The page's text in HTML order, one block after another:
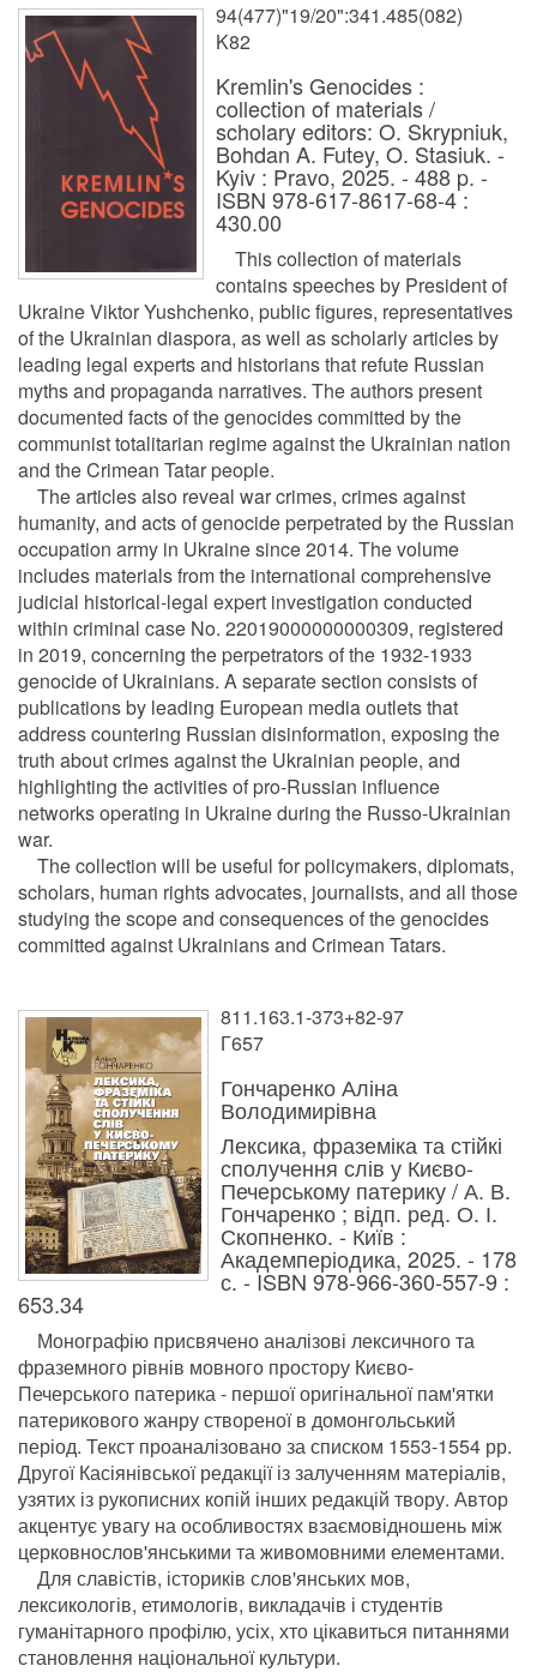
94(477)"19/20":341.485(082)
K82
Kremlin's Genocides :
collection of materials /
scholary editors: O. Skrypniuk,
Bohdan A. Futey, O. Stasiuk. -
Kyiv : Pravo, 2025. - 488 p. -
ISBN 978-617-8617-68-4 :
430.00
This collection of materials
contains speeches by President of
Ukraine Viktor Yushchenko, public figures, representatives
of the Ukrainian diaspora, as well as scholarly articles by
leading legal experts and historians that refute Russian
myths and propaganda narratives. The authors present
documented facts of the genocides committed by the
communist totalitarian regime against the Ukrainian nation
and the Crimean Tatar people.
The articles also reveal war crimes, crimes against
humanity, and acts of genocide perpetrated by the Russian
occupation army in Ukraine since 2014. The volume
includes materials from the international comprehensive
judicial historical-legal expert investigation conducted
within criminal case No. 22019000000000309, registered
in 2019, concerning the perpetrators of the 1932-1933
genocide of Ukrainians. A separate section consists of
publications by leading European media outlets that
address countering Russian disinformation, exposing the
truth about crimes against the Ukrainian people, and
highlighting the activities of pro-Russian influence
networks operating in Ukraine during the Russo-Ukrainian
war.
The collection will be useful for policymakers, diplomats,
scholars, human rights advocates, journalists, and all those
studying the scope and consequences of the genocides
committed against Ukrainians and Crimean Tatars.
811.163.1-373+82-97
Г657
Гончаренко Аліна
Володимирівна
Лексика, фраземіка та стійкі
сполучення слів у Києво-
Печерському патерику / А. В.
Гончаренко ; відп. ред. О. І.
Скопненко. - Київ :
Академперіодика, 2025. - 178
с. - ISBN 978-966-360-557-9 :
653.34
Монографію присвячено аналізові лексичного та
фраземного рівнів мовного простору Києво-
Печерського патерика - першої оригінальної пам'ятки
патерикового жанру створеної в домонгольський
період. Текст проаналізовано за списком 1553-1554 рр.
Другої Касіянівської редакції із залученням матеріалів,
узятих із рукописних копій інших редакцій твору. Автор
акцентує увагу на особливостях взаємовідношень між
церковнослов'янськими та живомовними елементами.
Для славістів, істориків слов'янських мов,
лексикологів, етимологів, викладачів і студентів
гуманітарного профілю, усіх, хто цікавиться питаннями
становлення національної культури.